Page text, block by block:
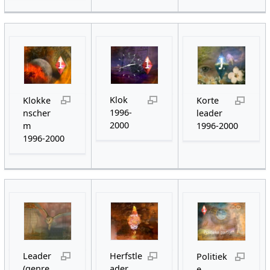
Klokke
nscher
m
1996-2000
Klok
1996-
2000
Korte
leader
1996-2000
Leader
Herfstle
Politiek